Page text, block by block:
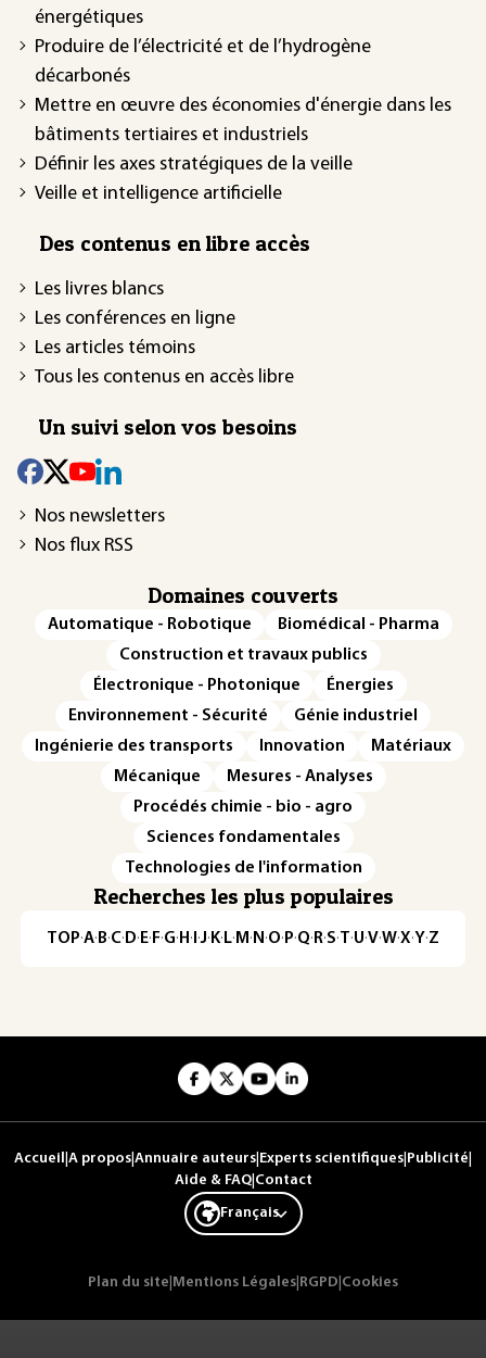
énergétiques
Produire de l’électricité et de l’hydrogène
décarbonés
Mettre en œuvre des économies d'énergie dans les
bâtiments tertiaires et industriels
Définir les axes stratégiques de la veille
Veille et intelligence artificielle
Des contenus en libre accès
Les livres blancs
Les conférences en ligne
Les articles témoins
Tous les contenus en accès libre
Un suivi selon vos besoins
Nos newsletters
Nos flux RSS
Domaines couverts
Automatique - Robotique
Biomédical - Pharma
Construction et travaux publics
Électronique - Photonique
Énergies
Environnement - Sécurité
Génie industriel
Ingénierie des transports
Innovation
Matériaux
Mécanique
Mesures - Analyses
Procédés chimie - bio - agro
Sciences fondamentales
Technologies de l'information
Recherches les plus populaires
TOP·A·B·C· D· E· F·G· H · ·J· K· L· M · N ·O· P·Q· R·S·T·U·V·W·X·Y·Z
Accueil A propos Annuaire auteurs Experts scientifiques Publicité
Aide & FAQ| Contact
Français
Plan du site Mentions Légales RGPD Cookies